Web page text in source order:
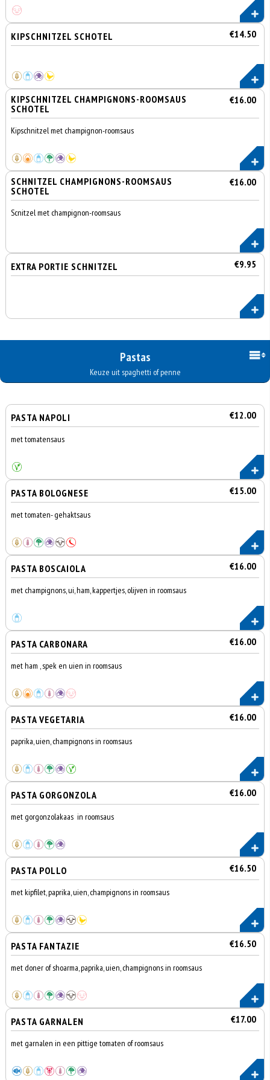
KIPSCHNITZEL SCHOTEL €14.50
KIPSCHNITZEL CHAMPIGNONS-ROOMSAUS
SCHOTEL
€16.00
Kipschnitzel met champignon-roomsaus
SCHNITZEL CHAMPIGNONS-ROOMSAUS
SCHOTEL
€16.00
Scnitzel met champignon-roomsaus
EXTRA PORTIE SCHNITZEL €9.95
Pastas
Keuze uit spaghetti of penne
PASTA NAPOLI €12.00
met tomatensaus
PASTA BOLOGNESE €15.00
met tomaten- gehaktsaus
PASTA BOSCAIOLA €16.00
met champignons, ui, ham, kappertjes, olijven in roomsaus
PASTA CARBONARA €16.00
met ham , spek en uien in roomsaus
PASTA VEGETARIA €16.00
paprika, uien, champignons in roomsaus
PASTA GORGONZOLA €16.00
met gorgonzolakaas in roomsaus
PASTA POLLO €16.50
met kipfilet, paprika, uien, champignons in roomsaus
PASTA FANTAZIE €16.50
met doner of shoarma, paprika, uien, champignons in roomsaus
PASTA GARNALEN €17.00
met garnalen in een pittige tomaten of roomsaus